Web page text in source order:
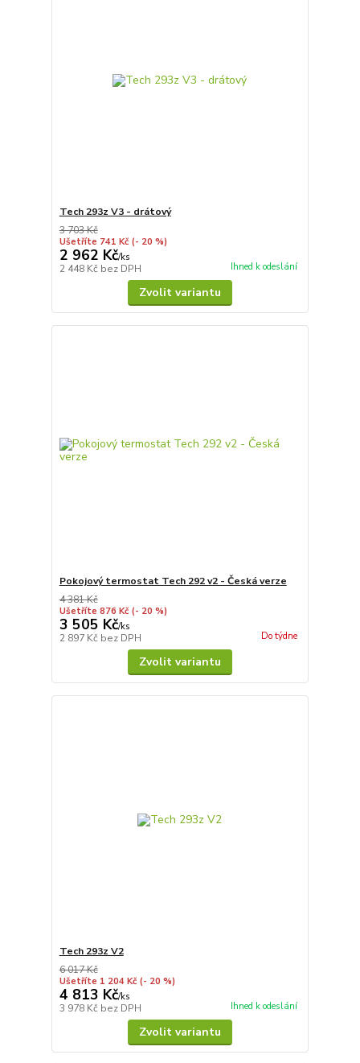
Tech 293z V3 - drátový
3 703 Kč
Ušetříte 741 Kč (- 20 %)
2 962 Kč/ks
2 448 Kč bez DPH Ihned k odeslání
Zvolit variantu
Pokojový termostat Tech 292 v2 - Česká verze
4 381 Kč
Ušetříte 876 Kč (- 20 %)
3 505 Kč/ks
2 897 Kč bez DPH Do týdne
Zvolit variantu
Tech 293z V2
6 017 Kč
Ušetříte 1 204 Kč (- 20 %)
4 813 Kč/ks
3 978 Kč bez DPH Ihned k odeslání
Zvolit variantu